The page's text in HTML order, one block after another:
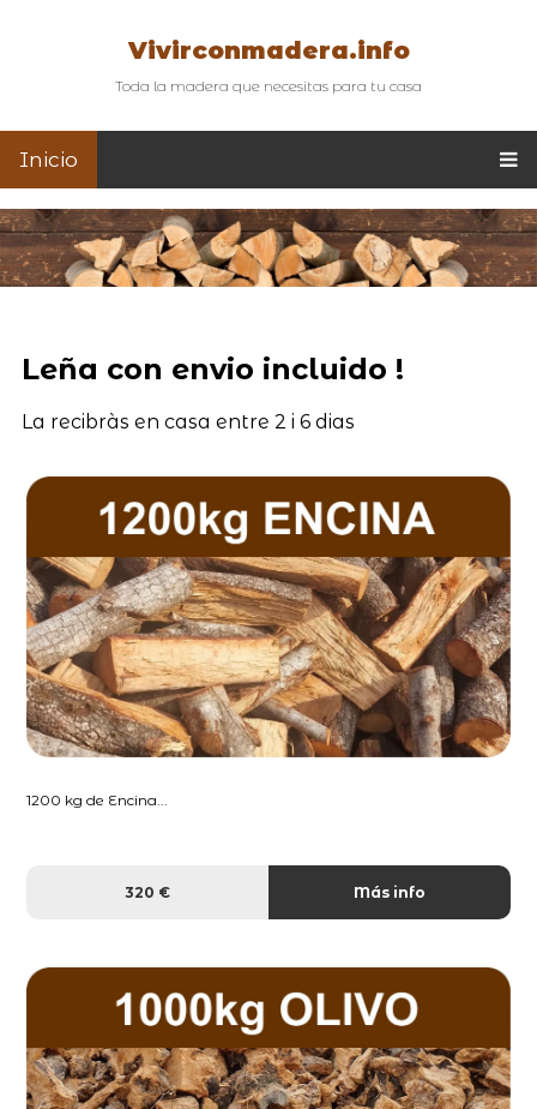
Vivirconmadera.info
Toda la madera que necesitas para tu casa
Inicio
Leña con envio incluido !
La recibràs en casa entre 2 i 6 dias
1200 kg de Encina...
320 € Más info